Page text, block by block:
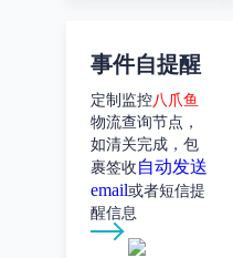
事件自提醒
定制监控八爪鱼
物流查询节点，
如清关完成，包
裹签收 自动发送
email或者短信提
醒信息